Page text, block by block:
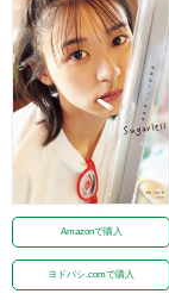
Amazonで購入
ヨドバシ.comで購入